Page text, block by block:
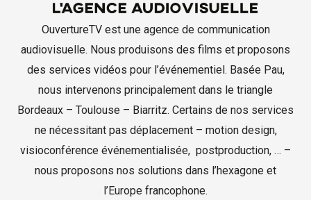
Production de films
Captation d’événements
Formation
OuvertureTV est une agence de communication
audiovisuelle. Nous produisons des films et proposons
des services vidéos pour l’événementiel. Basée Pau,
nous intervenons principalement dans le triangle
Bordeaux – Toulouse – Biarritz. Certains de nos services
ne nécessitant pas déplacement – motion design,
visioconférence événementialisée, postproduction, … –
nous proposons nos solutions dans l’hexagone et
l’Europe francophone.